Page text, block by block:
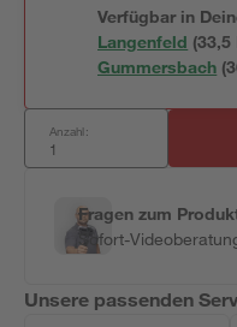
Verfügbar in
Langenfeld (33,5
Gummersbach (
Anzahl:
Fragen zum
Sofort-
Unsere passenden